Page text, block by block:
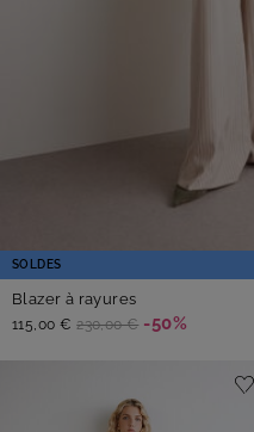
SOLDES
Blazer à rayures
115,00 € 230,00 € -50%